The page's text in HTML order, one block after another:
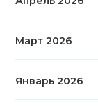
Март 2026
Январь 2026